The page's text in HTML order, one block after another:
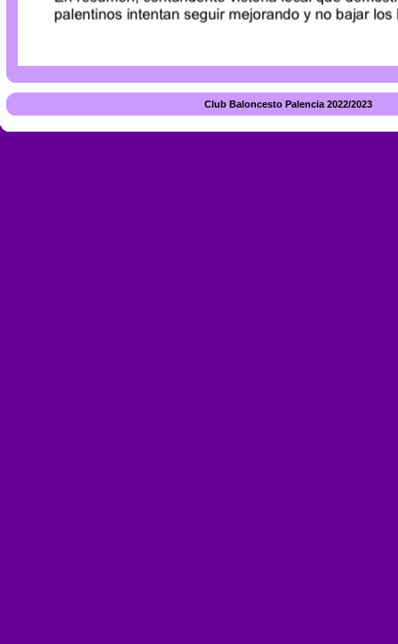
Club Baloncesto Palencia 2022/